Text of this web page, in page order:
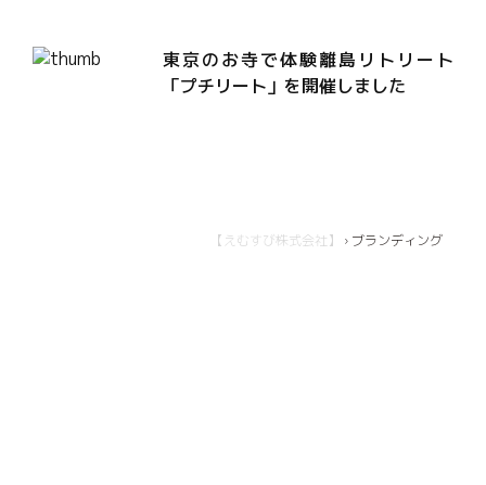
東京のお寺で体験離島リトリート
「プチリート」を開催しました
【えむすび株式会社】 › ブランディング